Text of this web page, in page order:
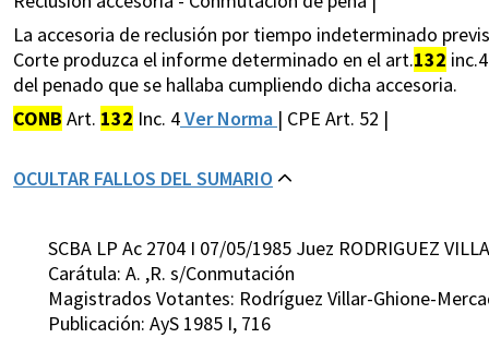
La accesoria de reclusión por tiempo indeterminado
Corte produzca el informe determinado en el art.132
del penado que se hallaba cumpliendo dicha accesoria.
CONB Art. 132 Inc. 4Ver Norma | CPE Art. 52 |
OCULTAR FALLOS DEL SUMARIO
SCBA LP Ac 2704 I 07/05/1985 Juez RODRIGUEZ
Carátula: A. ,R. s/Conmutación
Magistrados Votantes: Rodríguez Villar-Ghione-
Publicación: AyS 1985 I, 716